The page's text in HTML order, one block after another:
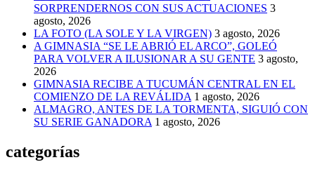
SORPRENDERNOS CON SUS ACTUACIONES 3
agosto, 2026
LA FOTO (LA SOLE Y LA VIRGEN) 3 agosto, 2026
A GIMNASIA “SE LE ABRIÓ EL ARCO”, GOLEÓ
PARA VOLVER A ILUSIONAR A SU GENTE 3 agosto,
2026
GIMNASIA RECIBE A TUCUMÁN CENTRAL EN EL
COMIENZO DE LA REVÁLIDA 1 agosto, 2026
ALMAGRO, ANTES DE LA TORMENTA, SIGUIÓ CON
SU SERIE GANADORA 1 agosto, 2026
categorías